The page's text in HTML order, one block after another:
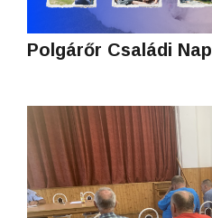
Polgárőr Családi Nap